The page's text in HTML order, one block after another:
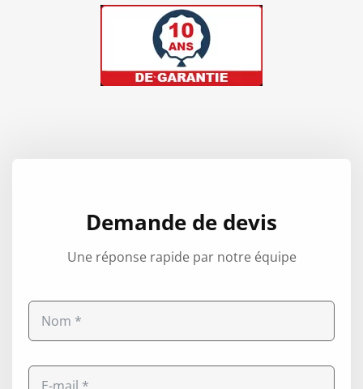
Demande de devis
Une réponse rapide par notre équipe